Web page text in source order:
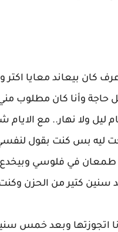
كان بيعاند معايا
وأنا كان مطلوب
ولا نهار.. مع الايام
ليه بس كنت بقول
طمعان في فلوسي
سنين كتير من الحزن
وبعد خمس